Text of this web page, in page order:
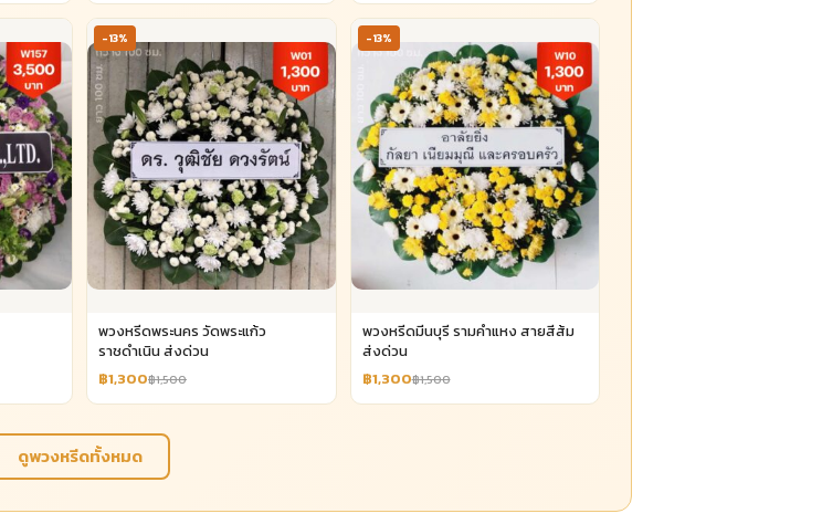
-13%
พวงหรีดพระนคร วัดพระแก้ว
ราชดำเนิน ส่งด่วน
฿1,300฿1,500
-13%
พวงหรีดมีนบุรี รามคำแหง สายสีส้ม
ส่งด่วน
฿1,300฿1,500
ดูพวงหรีดทั้งหมด